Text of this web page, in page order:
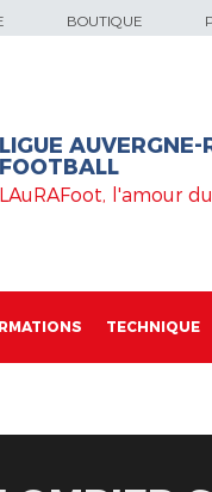
BOUTIQUE
LIGUE
FOOTBALL
LAuRAFoot, l'amour
TECHNIQUE